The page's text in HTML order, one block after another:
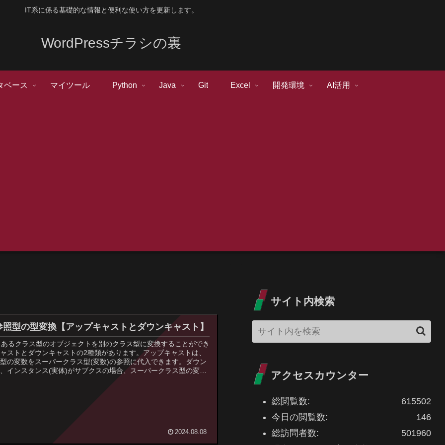
IT系に係る基礎的な情報と便利な使い方を更新します。
WordPressチラシの裏
ベース マイツール Python Java Git Excel 開発環境 AI活用
型の型変換【アップキャストとダウンキャスト】
るクラス型のオブジェクトを別のクラス型に変換することができ
ストとダウンキャストの2種類があります。アップキャストは、
の変数をスーパークラス型(変数)の参照に代入できます。ダウン
インスタンス(実体)がサブクスの場合、スーパークラス型の変数
型の変数に代入(変数)の参照に代入できます。
2024.08.08
サイト内検索
アクセスカウンター
615502
総閲覧数:
146
今日の閲覧数:
501960
総訪問者数: